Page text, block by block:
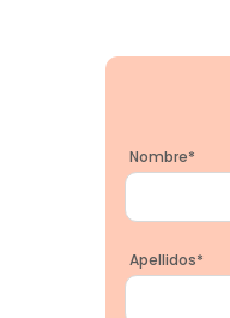
Nombre*
Apellidos*